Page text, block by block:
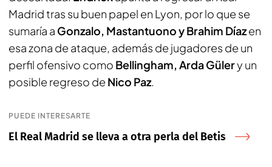
Madrid tras su buen papel en Lyon, por lo que se
sumaría a Gonzalo, Mastantuono y Brahim Díazen
esa zona de ataque, además de jugadores de un
perfil ofensivo como Bellingham, Arda Gülery un
posible regreso de Nico Paz.
PUEDE INTERESARTE
El Real Madrid se lleva a otra perla del Betis